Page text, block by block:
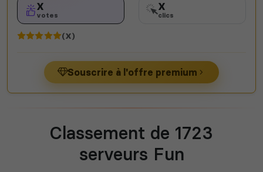
X
votes
X
clics
(X)
Souscrire à l'offre premium
Classement de 1723
serveurs Fun